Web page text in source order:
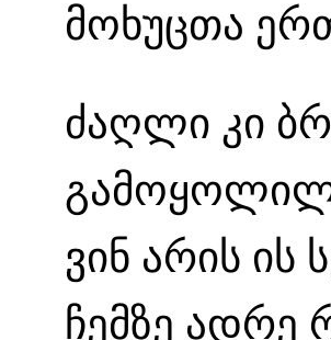
მოხუცთა
ძაღლი კი
ვინ არის ის
ჩემზე